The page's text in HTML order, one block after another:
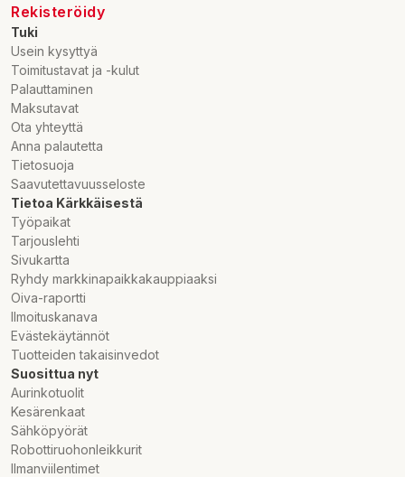
Rekisteröidy
Tuki
Usein kysyttyä
Toimitustavat ja -kulut
Palauttaminen
Maksutavat
Ota yhteyttä
Anna palautetta
Tietosuoja
Saavutettavuusseloste
Tietoa Kärkkäisestä
Työpaikat
Tarjouslehti
Sivukartta
Ryhdy markkinapaikkakauppiaaksi
Oiva-raportti
Ilmoituskanava
Evästekäytännöt
Tuotteiden takaisinvedot
Suosittua nyt
Aurinkotuolit
Kesärenkaat
Sähköpyörät
Robottiruohonleikkurit
Ilmanviilentimet